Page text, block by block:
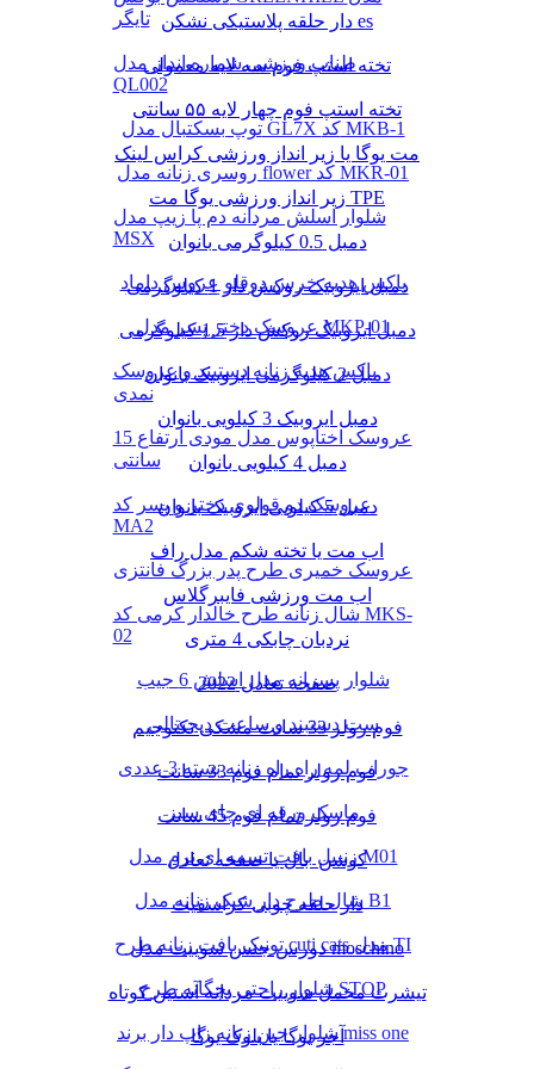
تایگر
طناب ورزشی شماره انداز مدل
QL002
توپ بسکتبال مدل GL7X کد MKB-1
روسری زنانه مدل flower کد MKR-01
شلوار اسلش مردانه دم پا زیپ مدل
MSX
باکس هدیه خرس دوقلو عروس داماد
عروسک دختر پسر مدل MKP-01
باکس هدیه زنانه دستبند و عروسک
نمدی
عروسک اختاپوس مدل مودی ارتفاع 15
سانتی
عروسک دو قولوی دختر و پسر کد
MA2
عروسک خمیری طرح پدر بزرگ فانتزی
شال زنانه طرح خالدار کرمی کد MKS-
02
شلوار پسرانه مدل اسلش 6 جیب
ست دستبند و ساعت دیجیتالی
جوراب لمه راه راه زنانه بسته 3 عددی
ماسک ورقه ای چای سبز
زنبیل بافت تسمه ای نرم مدل M01
شال طرح دار شیک زنانه مدل B1
تونیک بافت زنانه طرح cuti cats مدل TI
شلوار راحتی بچگانه طرح STOP
شلوار جین زنانه زاپ دار برند miss one
دار حلقه پلاستیکی نشکن es
تخته استپ فوم سه لایه معمولی
تخته استپ فوم چهار لایه ۵۵ سانتی
مت یوگا یا زیر انداز ورزشی کراس لینک
زیر انداز ورزشی یوگا مت TPE
دمبل 0.5 کیلوگرمی بانوان
دمبل ایروبیک روکش‌ دار 1 کیلوگرمی
دمبل ایروبیک روکش‌ دار 1.5 کیلوگرمی
دمبل 2 کیلوگرمی ایروبیک بانوان
دمبل ایروبیک 3 کیلویی بانوان
دمبل 4 کیلویی بانوان
دمبل 5 کیلویی ایروبیک بانوان
اب مت یا تخته شکم مدل راف
اب مت ورزشی فایبرگلاس
نردبان چابکی 4 متری
صفحه تعادل 2022
فوم رولر 33 سانت مشکی تکنوجیم
فوم رولر تمام فوم 33 سانت
فوم رولر تمام فوم 45 سانت
کوشن بال یا صفحه تعادل
دار حلقه چوبی کراسفیت
دورس جنس سوییت مدل moschino
تیشرت مخمل سوییت مردانه آستین کوتاه
آجر یوگا یا بلوک یوگا